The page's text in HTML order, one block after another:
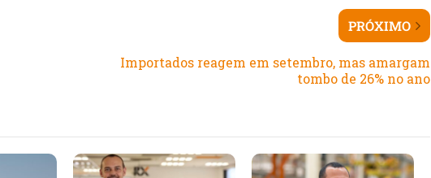
PRÓXIMO
Importados reagem em setembro, mas amargam
tombo de 26% no ano